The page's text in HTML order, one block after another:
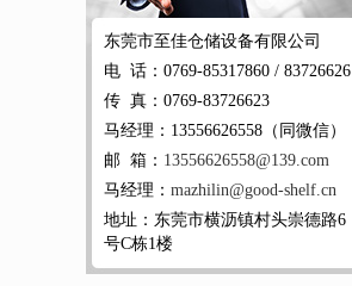
东莞市至佳仓储设备有限公司
电 话：0769-85317860 / 83726626
传 真：0769-83726623
马经理：13556626558（同微信）
邮 箱： 13556626558@139.com
马经理： mazhilin@good-shelf.cn
地址：东莞市横沥镇村头崇德路6
号C栋1楼